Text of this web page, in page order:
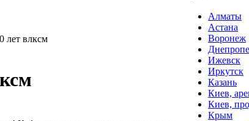
лет влксм
Алматы
Астана
Воронеж
Ижевск
Иркутск
Казань
Киев,
Киев,
Крым